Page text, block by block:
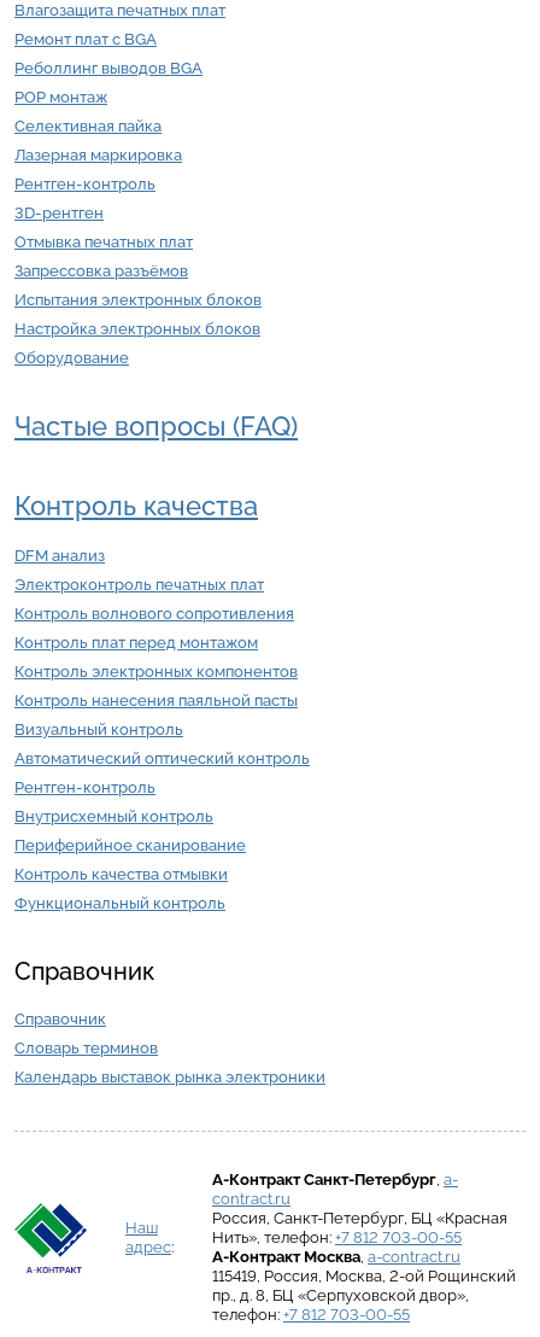
Влагозащита печатных плат
Ремонт плат с BGA
Реболлинг выводов BGA
POP монтаж
Селективная пайка
Лазерная маркировка
Рентген-контроль
3D-рентген
Отмывка печатных плат
Запрессовка разъёмов
Испытания электронных блоков
Настройка электронных блоков
Оборудование
Частые вопросы (FAQ)
Контроль качества
DFM анализ
Электроконтроль печатных плат
Контроль волнового сопротивления
Контроль плат перед монтажом
Контроль электронных компонентов
Контроль нанесения паяльной пасты
Визуальный контроль
Автоматический оптический контроль
Рентген-контроль
Внутрисхемный контроль
Периферийное сканирование
Контроль качества отмывки
Функциональный контроль
Справочник
Справочник
Словарь терминов
Календарь выставок рынка электроники
Наш
адрес:
А-Контракт Санкт-Петербург, a-
contract.ru
Россия, Санкт-Петербург, БЦ «Красная
Нить», телефон: +7 812 703-00-55
А-Контракт Москва, a-contract.ru
115419, Россия, Москва, 2-ой Рощинский
пр., д. 8, БЦ «Серпуховской двор»,
телефон: +7 812 703-00-55